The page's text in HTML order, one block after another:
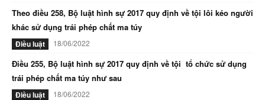
Theo điều 258, Bộ luật hình sự 2017 quy định về tội lôi kéo người
khác sử dụng trái phép chất ma túy
Điều luật 18/06/2022
Điều 255, Bộ luật hình sự 2017 quy định về tội tổ chức sử dụng
trái phép chất ma túy như sau
Điều luật 18/06/2022